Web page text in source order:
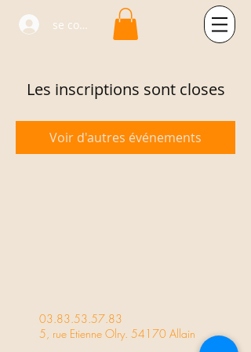
se connecter
Les inscriptions sont closes
Voir d'autres événements
03.83.53.57.83
5, rue Etienne Olry. 54170 Allain